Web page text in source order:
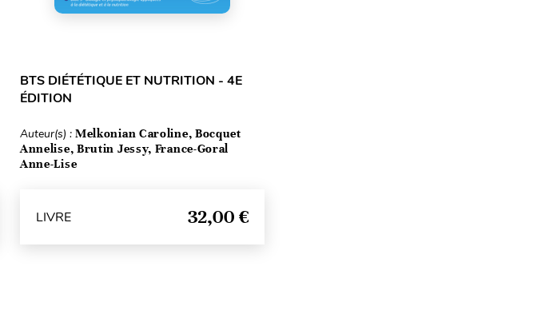
BTS DIÉTÉTIQUE ET NUTRITION - 4E
ÉDITION
Auteur(s) : Melkonian Caroline, Bocquet
Annelise, Brutin Jessy, France-Goral
Anne-Lise
LIVRE 32,00 €